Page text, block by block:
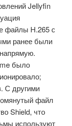
Jellyfin
файлы H.265 с
ранее были
было
С другими
файл
Shield, что
используют